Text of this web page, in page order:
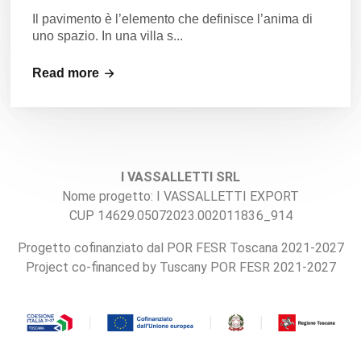
Il pavimento è l’elemento che definisce l’anima di
uno spazio. In una villa s...
Read more
I VASSALLETTI SRL
Nome progetto: I VASSALLETTI EXPORT
CUP 14629.05072023.002011836_914
Progetto cofinanziato dal POR FESR Toscana 2021-2027
Project co-financed by Tuscany POR FESR 2021-2027